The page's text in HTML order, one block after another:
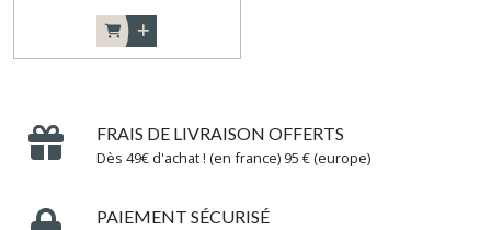
FRAIS DE LIVRAISON OFFERTS
Dès 49€ d'achat ! (en france) 95 € (europe)
PAIEMENT SÉCURISÉ